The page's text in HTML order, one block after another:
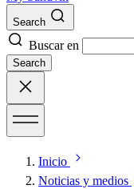
Search
Buscar en
Search
Inicio
Noticias y medios